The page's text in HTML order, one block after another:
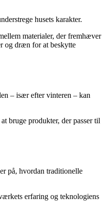
husets karakter.
materialer, der fremhæver
og dræn for at beskytte
– især efter vinteren – kan
bruge produkter, der passer til
på, hvordan traditionelle
erfaring og teknologiens